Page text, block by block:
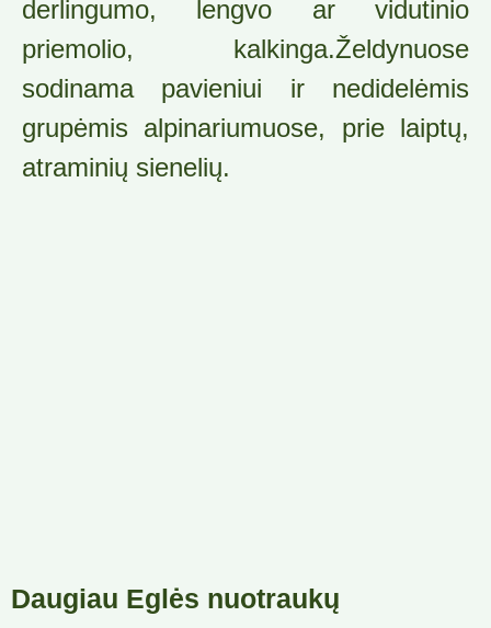
derlingumo, lengvo ar vidutinio
priemolio, kalkinga.Želdynuose
sodinama pavieniui ir nedidelėmis
grupėmis alpinariumuose, prie laiptų,
atraminių sienelių.
Daugiau Eglės nuotraukų